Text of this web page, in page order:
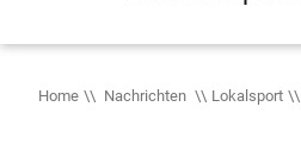
Home Nachrichten Lokalsport